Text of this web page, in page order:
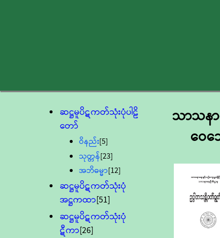
ဆဋ္ဌမူပိဋကတ်သုံးပုံပါဠိ
တော်
ဝိနည်း[5]
သုတ္တန်[23]
အဘိဓမ္မာ[12]
ဆဋ္ဌမူပိဋကတ်သုံးပုံ
အဋ္ဌကထာ[51]
ဆဋ္ဌမူပိဋကတ်သုံးပုံ
ဋီကာ[26]
သာသနာ
ဝေသ